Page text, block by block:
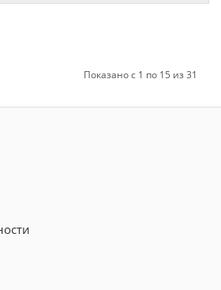
Показано с 1 по 15 из 31